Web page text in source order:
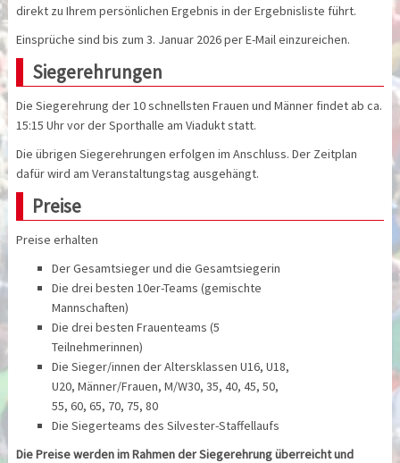
direkt zu Ihrem persönlichen Ergebnis in der Ergebnisliste führt.
Einsprüche sind bis zum 3. Januar 2026 per E-Mail einzureichen.
Siegerehrungen
Die Siegerehrung der 10 schnellsten Frauen und Männer findet ab ca.
15:15 Uhr vor der Sporthalle am Viadukt statt.
Die übrigen Siegerehrungen erfolgen im Anschluss. Der Zeitplan
dafür wird am Veranstaltungstag ausgehängt.
Preise
Preise erhalten
Der Gesamtsieger und die Gesamtsiegerin
Die drei besten 10er-Teams (gemischte
Mannschaften)
Die drei besten Frauenteams (5
Teilnehmerinnen)
Die Sieger/innen der Altersklassen U16, U18,
U20, Männer/Frauen, M/W30, 35, 40, 45, 50,
55, 60, 65, 70, 75, 80
Die Siegerteams des Silvester-Staffellaufs
Die Preise werden im Rahmen der Siegerehrung überreicht und